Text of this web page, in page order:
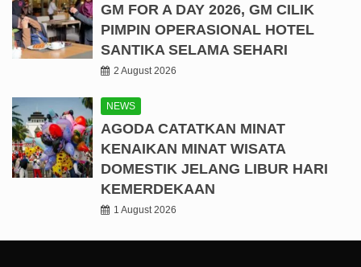
GM FOR A DAY 2026, GM CILIK
PIMPIN OPERASIONAL HOTEL
SANTIKA SELAMA SEHARI
2 August 2026
NEWS
AGODA CATATKAN MINAT
KENAIKAN MINAT WISATA
DOMESTIK JELANG LIBUR HARI
KEMERDEKAAN
1 August 2026